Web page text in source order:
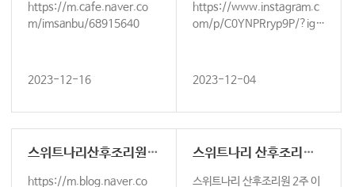
https://m.cafe.naver.co
m/imsanbu/68915640
2023-12-16
https://www.instagram.c
om/p/C0YNPRryp9P/?igs
2023-12-04
스위트나리산후조리원 VIP룸 2주 이용후기
https://m.blog.naver.co
스위트나리 산후조리원 2주 이용후기
스위트나리 산후조리원 2주 이